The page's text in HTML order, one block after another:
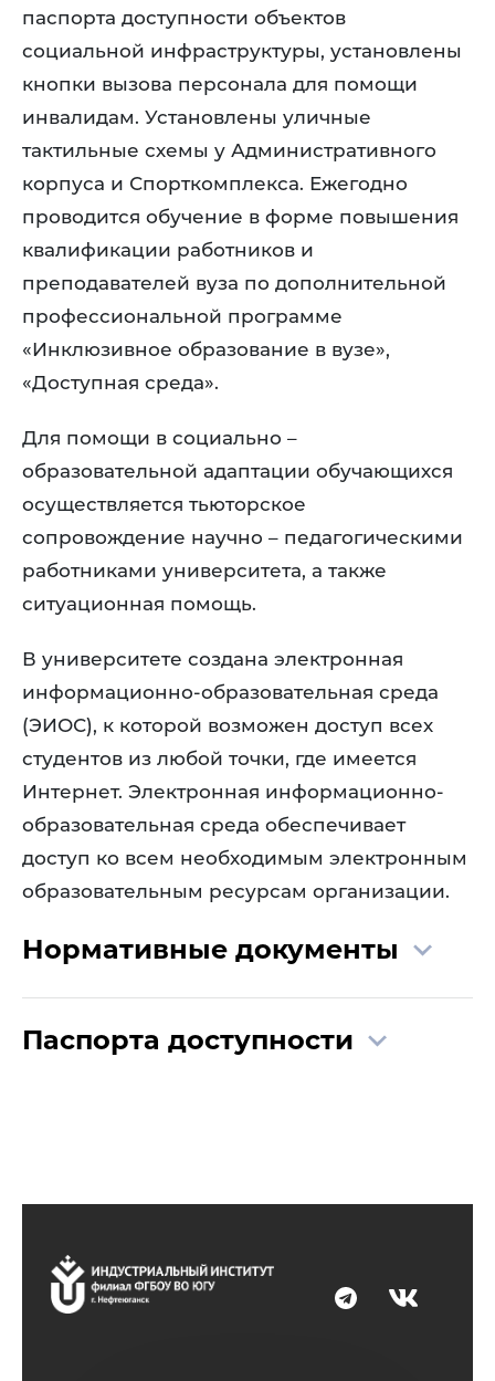
паспорта доступности объектов
социальной инфраструктуры, установлены
кнопки вызова персонала для помощи
инвалидам. Установлены уличные
тактильные схемы у Административного
корпуса и Спорткомплекса. Ежегодно
проводится обучение в форме повышения
квалификации работников и
преподавателей вуза по дополнительной
профессиональной программе
«Инклюзивное образование в вузе»,
«Доступная среда».
Для помощи в социально –
образовательной адаптации обучающихся
осуществляется тьюторское
сопровождение научно – педагогическими
работниками университета, а также
ситуационная помощь.
В университете создана электронная
информационно-образовательная среда
(ЭИОС), к которой возможен доступ всех
студентов из любой точки, где имеется
Интернет. Электронная информационно-
образовательная среда обеспечивает
доступ ко всем необходимым электронным
образовательным ресурсам организации.
Нормативные документы
Паспорта доступности